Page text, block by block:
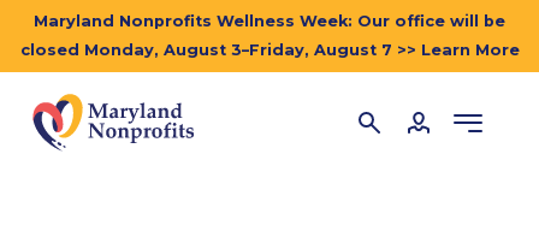
Maryland Nonprofits Wellness Week: Our office will be
closed Monday, August 3–Friday, August 7 >> Learn More